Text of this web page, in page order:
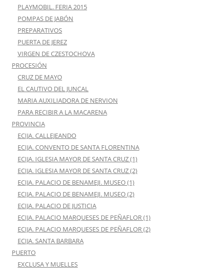
PLAYMOBIL. FERIA 2015
POMPAS DE JABÓN
PREPARATIVOS
PUERTA DE JEREZ
VIRGEN DE CZESTOCHOVA
PROCESIÓN
CRUZ DE MAYO
EL CAUTIVO DEL JUNCAL
MARIA AUXILIADORA DE NERVION
PARA RECIBIR A LA MACARENA
PROVINCIA
ECIJA. CALLEJEANDO
ECIJA. CONVENTO DE SANTA FLORENTINA
ECIJA. IGLESIA MAYOR DE SANTA CRUZ (1)
ECIJA. IGLESIA MAYOR DE SANTA CRUZ (2)
ECIJA. PALACIO DE BENAMEJI. MUSEO (1)
ECIJA. PALACIO DE BENAMEJI. MUSEO (2)
ECIJA. PALACIO DE JUSTICIA
ECIJA. PALACIO MARQUESES DE PEÑAFLOR (1)
ECIJA. PALACIO MARQUESES DE PEÑAFLOR (2)
ECIJA. SANTA BARBARA
PUERTO
EXCLUSA Y MUELLES